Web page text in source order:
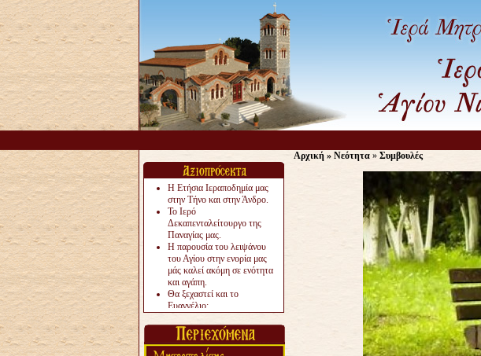
Η Ετήσια Ιεραποδημία μας
στην Τήνο και στην Άνδρο.
Το Ιερό
Δεκαπενταλείτουργο της
Παναγίας μας.
Η παρουσία του λειψάνου
του Αγίου στην ενορία μας
μάς καλεί ακόμη σε ενότητα
και αγάπη.
Θα ξεχαστεί και το
Ευαγγέλιο;
«πολύ αργά».
Ζητείται....
Αρχική» Νεότητα» Συμβουλές